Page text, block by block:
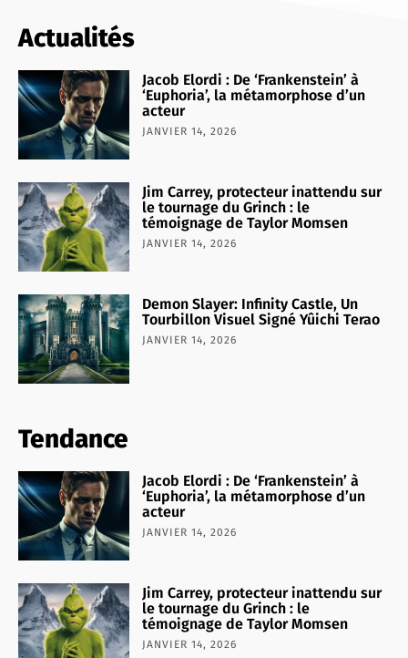
Actualités
Jacob Elordi : De ‘Frankenstein’ à
‘Euphoria’, la métamorphose d’un
acteur
JANVIER 14, 2026
Jim Carrey, protecteur inattendu sur
le tournage du Grinch : le
témoignage de Taylor Momsen
JANVIER 14, 2026
Demon Slayer: Infinity Castle, Un
Tourbillon Visuel Signé Yûichi Terao
JANVIER 14, 2026
Tendance
Jacob Elordi : De ‘Frankenstein’ à
‘Euphoria’, la métamorphose d’un
acteur
JANVIER 14, 2026
Jim Carrey, protecteur inattendu sur
le tournage du Grinch : le
témoignage de Taylor Momsen
JANVIER 14, 2026